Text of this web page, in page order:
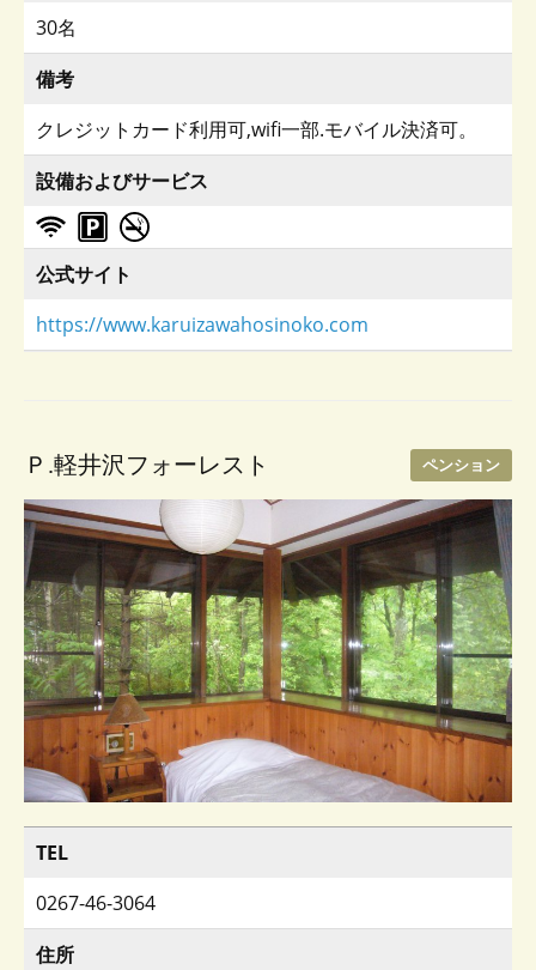
30名
備考
クレジットカード利用可,wifi一部.モバイル決済可。
設備およびサービス
公式サイト
https://www.karuizawahosinoko.com
Ｐ.軽井沢フォーレスト ペンション
TEL
0267-46-3064
住所